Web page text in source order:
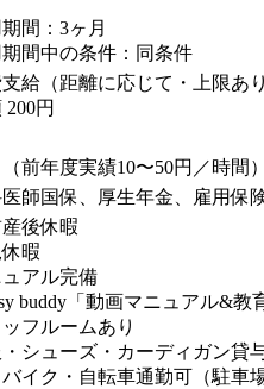
間：3ヶ月
間中の条件：同条件
給（距離に応じて・上限あり
200円
前年度実績10〜50円／時間）
師国保、厚生年金、雇用保
後休暇
暇
アル完備
buddy「動画マニュアル&教
フルームあり
シューズ・カーディガン貸
イク・自転車通勤可（駐車